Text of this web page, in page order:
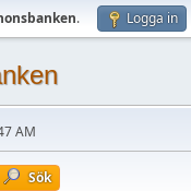
. Logga in
AM
Sök